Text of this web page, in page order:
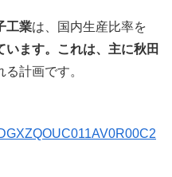
工業は、国内生産比率を
います。これは、主に秋田
計画です。